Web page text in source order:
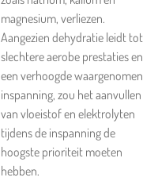
magnesium, verliezen.
Aangezien dehydratie leidt tot
slechtere aerobe prestaties en
een verhoogde waargenomen
inspanning, zou het aanvullen
van vloeistof en elektrolyten
tijdens de inspanning de
hoogste prioriteit moeten
hebben.